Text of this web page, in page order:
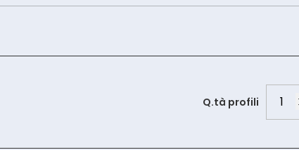
Q.tà profili